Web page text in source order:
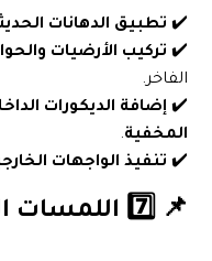
✔️ تطبيق الدهانات
✔️ تركيب الأرضيات
الفاخر.
✔️إضافة الديكورات
المخفية.
✔️ تنفيذ الواجهات
📌 7️⃣ اللمسات النهائية والتسليم 🏡